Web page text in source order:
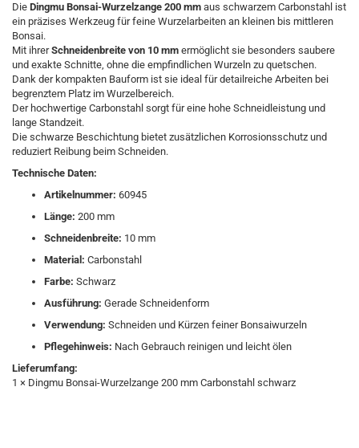
Die Dingmu Bonsai-Wurzelzange 200 mm aus schwarzem Carbonstahl ist
ein präzises Werkzeug für feine Wurzelarbeiten an kleinen bis mittleren
Bonsai.
Mit ihrerSchneidenbreite von 10 mm ermöglicht sie besonders saubere
und exakte Schnitte, ohne die empfindlichen Wurzeln zu quetschen.
Dank der kompakten Bauform ist sie ideal für detailreiche Arbeiten bei
begrenztem Platz im Wurzelbereich.
Der hochwertige Carbonstahl sorgt für eine hohe Schneidleistung und
lange Standzeit.
Die schwarze Beschichtung bietet zusätzlichen Korrosionsschutz und
reduziert Reibung beim Schneiden.
Technische Daten:
Artikelnummer: 60945
Länge: 200 mm
Schneidenbreite: 10 mm
Material: Carbonstahl
Farbe: Schwarz
Ausführung: Gerade Schneidenform
Verwendung: Schneiden und Kürzen feiner Bonsaiwurzeln
Pflegehinweis: Nach Gebrauch reinigen und leicht ölen
Lieferumfang:
1 × Dingmu Bonsai-Wurzelzange 200 mm Carbonstahl schwarz